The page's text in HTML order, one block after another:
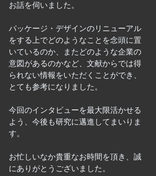
お話を伺いました。
パッケージ・デザインのリニューアル
をする上でどのようなことを念頭に置
いているのか、またどのような企業の
意図があるのかなど、文献からでは得
られない情報をいただくことができ、
とても参考になりました。
今回のインタビューを最大限活かせる
よう、今後も研究に邁進してまいりま
す。
お忙しいなか貴重なお時間を頂き、誠
にありがとうございました。